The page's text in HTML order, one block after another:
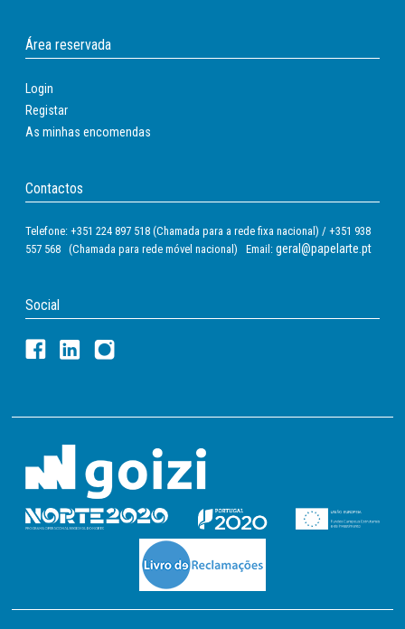
Área reservada
Login
Registar
As minhas encomendas
Contactos
Telefone: +351 224 897 518 (Chamada para a rede fixa nacional) / +351 938
557 568 (Chamada para rede móvel nacional) Email: geral@papelarte.pt
Social